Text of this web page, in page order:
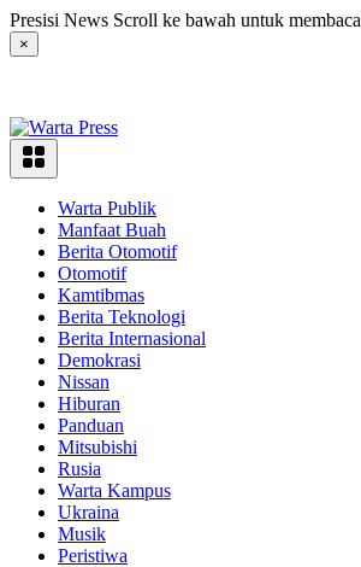
Langsung
ke
konten
Presisi News Scroll ke bawah untuk membaca
×
Warta Publik
Manfaat Buah
Berita Otomotif
Otomotif
Kamtibmas
Berita Teknologi
Berita Internasional
Demokrasi
Nissan
Hiburan
Panduan
Mitsubishi
Rusia
Warta Kampus
Ukraina
Musik
Peristiwa